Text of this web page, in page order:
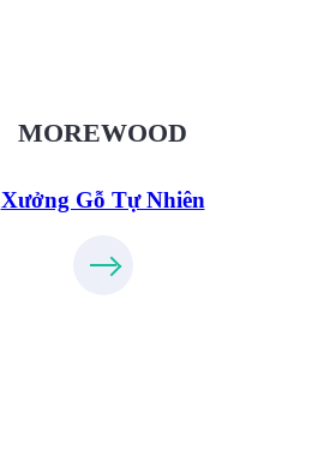
MOREWOOD
Xưởng Gỗ Tự Nhiên